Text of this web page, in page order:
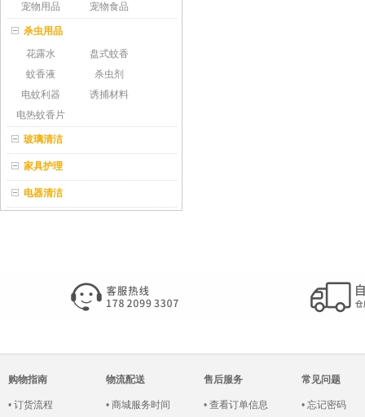
宠物用品
宠物食品
杀虫用品
花露水
盘式蚊香
蚊香液
杀虫剂
电蚊利器
诱捕材料
电热蚊香片
玻璃清洁
家具护理
电器清洁
购物指南
• 订货流程
物流配送
• 商城服务时间
售后服务
• 查看订单信息
常见问题
• 忘记密码